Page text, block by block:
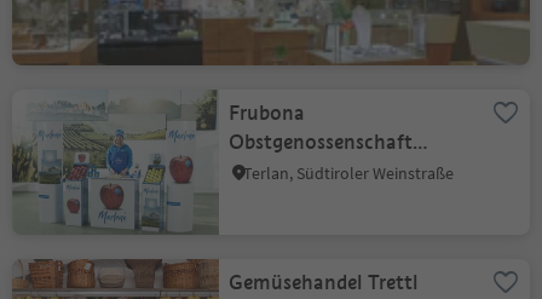
Frubona
Obstgenossenschaft
Terlan
Terlan, Südtiroler Weinstraße
Gemüsehandel Trettl